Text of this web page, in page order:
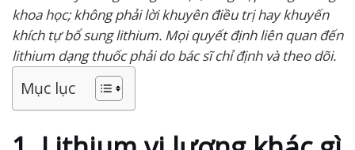
khoa học; không phải lời khuyên điều trị hay khuyến
khích tự bổ sung lithium. Mọi quyết định liên quan đến
lithium dạng thuốc phải do bác sĩ chỉ định và theo dõi.
Mục lục